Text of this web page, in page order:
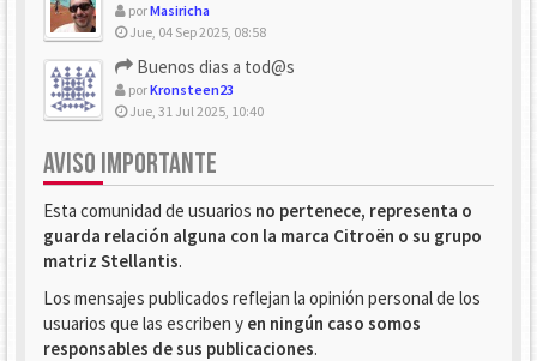
porMasiricha
Jue, 04 Sep 2025, 08:58
Buenos dias a tod@s
porKronsteen23
Jue, 31 Jul 2025, 10:40
AVISO IMPORTANTE
Esta comunidad de usuarios no pertenece, representa o
guarda relación alguna con la marca Citroën o su grupo
matriz Stellantis.
Los mensajes publicados reflejan la opinión personal de los
usuarios que las escriben y en ningún caso somos
responsables de sus publicaciones.